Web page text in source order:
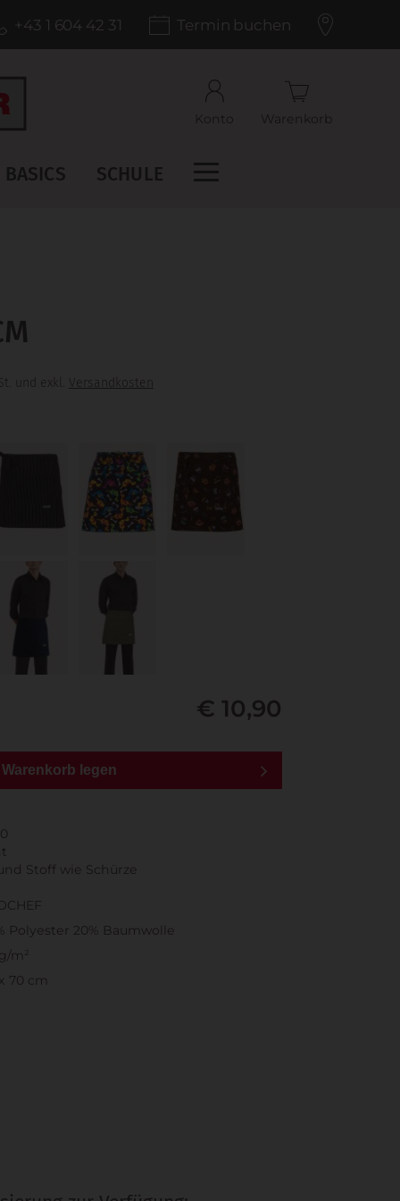
+43 1 604 42 31 Termin buchen
Konto Warenkorb
BASICS SCHULE
und exkl. Versandkosten
€ 10,90
legen
Stoff wie Schürze
Polyester 20% Baumwolle
m²
70 cm